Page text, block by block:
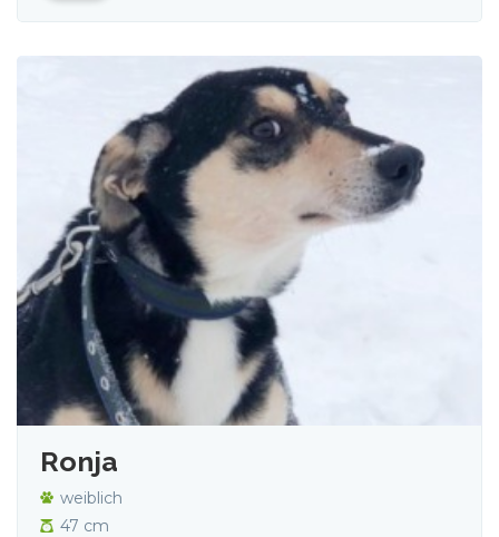
Ronja
weiblich
47 cm